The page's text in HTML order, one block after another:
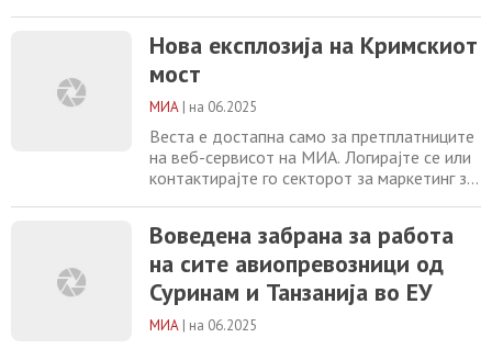
килограми експлозив до носечки столб на
мостот, опишан како легитимна цел,
оружје и опрема за воените операции во
Украина. При
Нова експлозија на Кримскиот
мост
МИА | на 06.2025
Веста е достапна само за претплатниците
на веб-сервисот на МИА. Логирајте се или
контактирајте го секторот за маркетинг за
ги поврзува Русија со Крим Воведена
забрана за работа на сите авиопревозници
од Суринам и Танзанија во ЕУ Излезни
анкети: Кандидатот на либералната
опозиција
Воведена забрана за работа
на сите авиопревозници од
Суринам и Танзанија во ЕУ
МИА | на 06.2025